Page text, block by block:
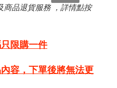
商品退貨服務 ，詳情點按
限購一件
容，下單後將無法更